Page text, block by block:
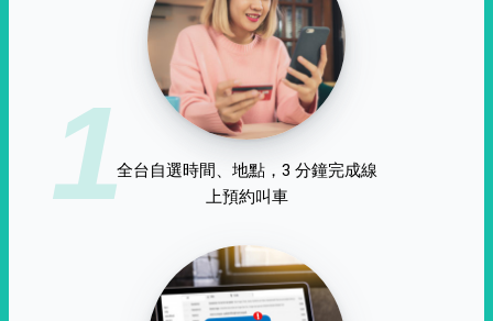
1全台自選時間、地點，3 分鐘完成線
上預約叫車